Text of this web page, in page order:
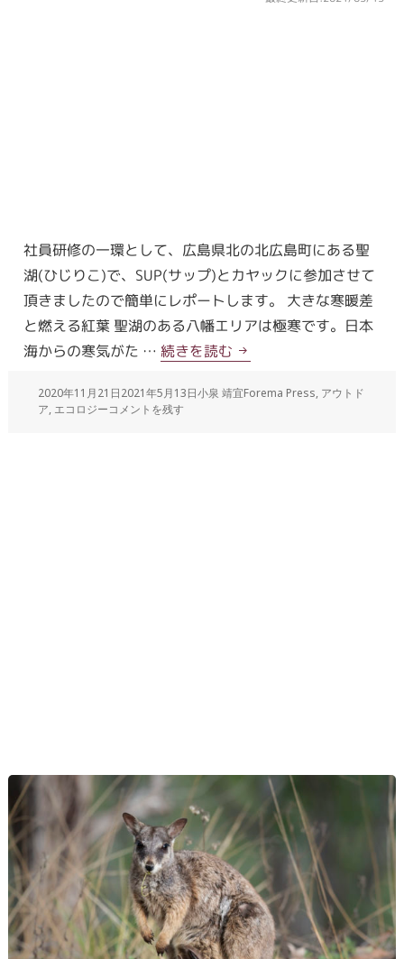
社員研修の一環として、広島県北の北広島町にある聖
湖(ひじりこ)で、SUP(サップ)とカヤックに参加させて
頂きましたので簡単にレポートします。 大きな寒暖差
と燃える紅葉 聖湖のある八幡エリアは極寒です。日本
海からの寒気がた …続きを読む
2020年11月21日2021年5月13日小泉 靖宜Forema Press, アウトド
ア, エコロジーコメントを残す